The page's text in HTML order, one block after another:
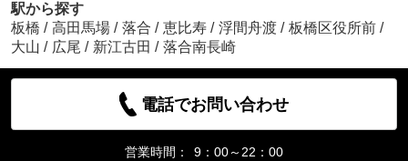
駅から探す
板橋 / 高田馬場 / 落合 / 恵比寿 / 浮間舟渡 / 板橋区役所前 /
大山 / 広尾 / 新江古田 / 落合南長崎
電話でお問い合わせ
営業時間：
9：00～22：00